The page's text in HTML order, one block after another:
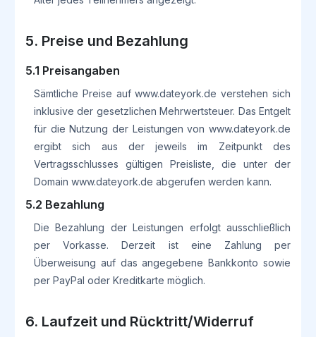
5. Preise und Bezahlung
5.1 Preisangaben
Sämtliche Preise auf www.dateyork.de verstehen sich
inklusive der gesetzlichen Mehrwertsteuer. Das Entgelt
für die Nutzung der Leistungen von www.dateyork.de
ergibt sich aus der jeweils im Zeitpunkt des
Vertragsschlusses gültigen Preisliste, die unter der
Domain www.dateyork.de abgerufen werden kann.
5.2 Bezahlung
Die Bezahlung der Leistungen erfolgt ausschließlich
per Vorkasse. Derzeit ist eine Zahlung per
Überweisung auf das angegebene Bankkonto sowie
per PayPal oder Kreditkarte möglich.
6. Laufzeit und Rücktritt/Widerruf